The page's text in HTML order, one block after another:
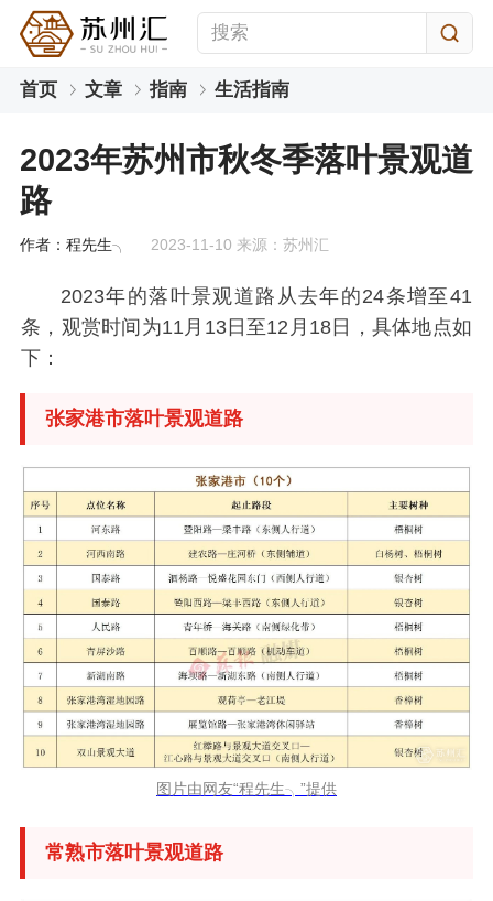
首页 文章 指南 生活指南
2023年苏州市秋冬季落叶景观道
路
作者：程先生╮ 2023-11-10 来源：苏州汇
2023年的落叶景观道路从去年的24条增至41
条，观赏时间为11月13日至12月18日，具体地点如
下：
张家港市落叶景观道路
图片由网友“程先生╮”提供
常熟市落叶景观道路